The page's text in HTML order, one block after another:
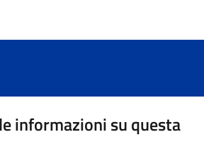
informazioni su questa